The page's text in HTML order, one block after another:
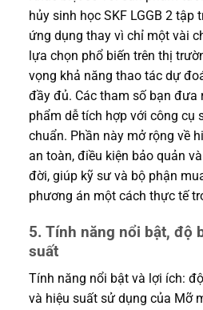
hủy sinh học SKF LGGB 2 tập
ứng dụng thay vì chỉ một vài
lựa chọn phổ biến trên thị
vọng khả năng thao tác dự
đầy đủ. Các tham số bạn đưa
phẩm dễ tích hợp với công cụ
chuẩn. Phần này mở rộng về
an toàn, điều kiện bảo quản
đời, giúp kỹ sư và bộ phận
phương án một cách thực tế
5. Tính năng nổi bật, độ
suất
Tính năng nổi bật và lợi ích:
và hiệu suất sử dụng của Mỡ